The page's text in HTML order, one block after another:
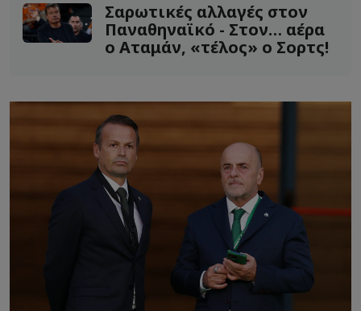
Σαρωτικές αλλαγές στον
Παναθηναϊκό - Στον… αέρα
ο Αταμάν, «τέλος» ο Σορτς!